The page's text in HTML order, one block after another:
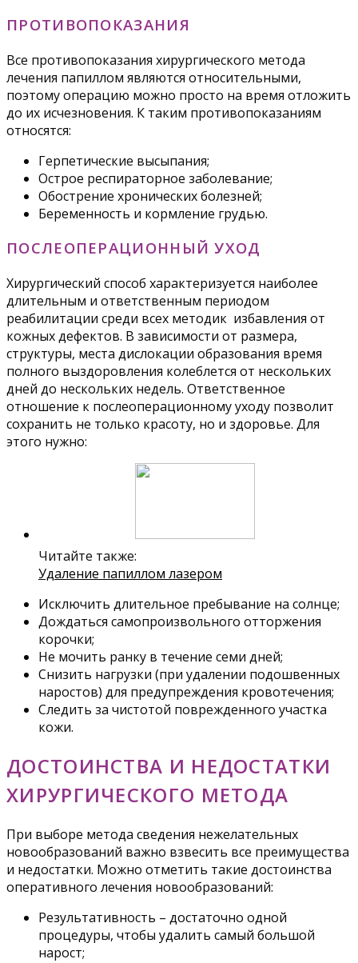
ПРОТИВОПОКАЗАНИЯ
Все противопоказания хирургического метода
лечения папиллом являются относительными,
поэтому операцию можно просто на время отложить
до их исчезновения. К таким противопоказаниям
относятся:
Герпетические высыпания;
Острое респираторное заболевание;
Обострение хронических болезней;
Беременность и кормление грудью.
ПОСЛЕОПЕРАЦИОННЫЙ УХОД
Хирургический способ характеризуется наиболее
длительным и ответственным периодом
реабилитации среди всех методик избавления от
кожных дефектов. В зависимости от размера,
структуры, места дислокации образования время
полного выздоровления колеблется от нескольких
дней до нескольких недель. Ответственное
отношение к послеоперационному уходу позволит
сохранить не только красоту, но и здоровье. Для
этого нужно:
Читайте также:
Удаление папиллом лазером
Исключить длительное пребывание на солнце;
Дождаться самопроизвольного отторжения
корочки;
Не мочить ранку в течение семи дней;
Снизить нагрузки (при удалении подошвенных
наростов) для предупреждения кровотечения;
Следить за чистотой поврежденного участка
кожи.
ДОСТОИНСТВА И НЕДОСТАТКИ
ХИРУРГИЧЕСКОГО МЕТОДА
При выборе метода сведения нежелательных
новообразований важно взвесить все преимущества
и недостатки. Можно отметить такие достоинства
оперативного лечения новообразований:
Результативность – достаточно одной
процедуры, чтобы удалить самый большой
нарост;